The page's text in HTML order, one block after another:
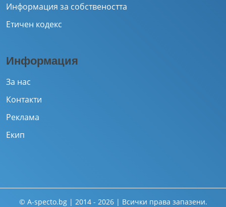
Информация за собствеността
Етичен кодекс
Информация
За нас
Контакти
Реклама
Екип
© A-specto.bg | 2014 - 2026 | Всички права запазени.